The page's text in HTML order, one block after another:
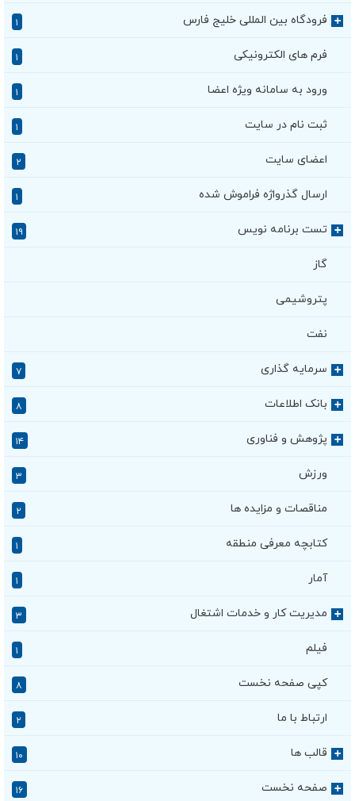
+ فرودگاه بین المللی خلیج فارس
فرم های الکترونیکی
ورود به سامانه ویژه اعضا
ثبت نام در سایت
اعضای سایت ۲
ارسال گذرواژه فراموش شده
+ تست برنامه نویس ۱۹
گاز
پتروشیمی
نفت
+ سرمایه گذاری ۷
+ بانک اطلاعات ۸
+ پژوهش و فناوری ۱۴
ورزش ۳
مناقصات و مزایده ها ۲
کتابچه معرفی منطقه
آمار
+ مدیریت کار و خدمات اشتغال ۳
فیلم
کپی صفحه نخست ۸
ارتباط با ما ۲
+ قالب ها ۱۰
+ صفحه نخست ۱۶